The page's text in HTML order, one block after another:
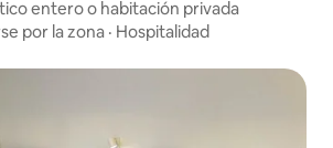
entero o habitación privada
por la zona · Hospitalidad